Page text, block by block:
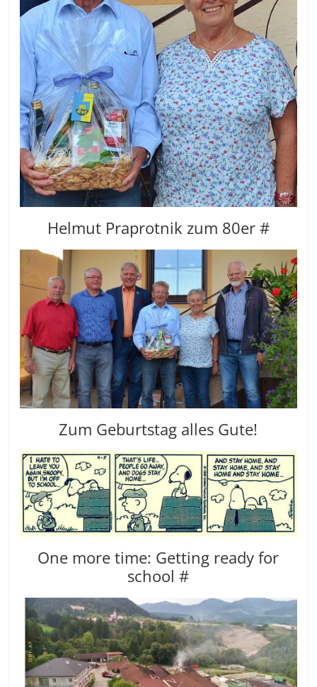
Helmut Praprotnik zum 80er #
Zum Geburtstag alles Gute!
One more time: Getting ready for
school #